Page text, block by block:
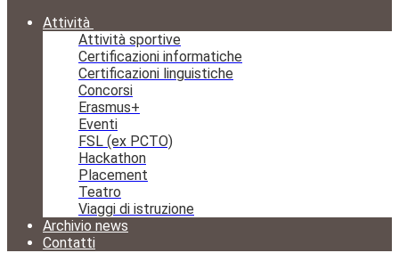
Attività
Attività sportive
Certificazioni informatiche
Certificazioni linguistiche
Concorsi
Erasmus+
Eventi
FSL (ex PCTO)
Hackathon
Placement
Teatro
Viaggi di istruzione
Archivio news
Contatti